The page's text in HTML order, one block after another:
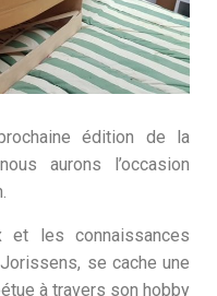
édition de la
aurons l’occasion
et les connaissances
se cache une
à travers son hobby